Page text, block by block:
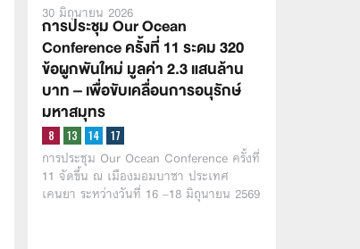
30 มิถุนายน 2026
การประชุม Our Ocean
Conference ครั้งที่ 11 ระดม 320
ข้อผูกพันใหม่ มูลค่า 2.3 แสนล้าน
บาท – เพื่อขับเคลื่อนการอนุรักษ์
มหาสมุทร
การประชุม Our Ocean Conference ครั้งที่
11 จัดขึ้น ณ เมืองมอมบาซา ประเทศ
เคนยา ระหว่างวันที่ 16 –18 มิถุนายน 2569